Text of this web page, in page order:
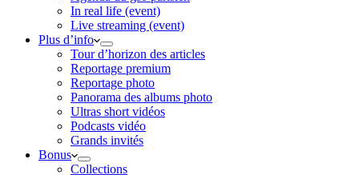
In real life (event)
Live streaming (event)
Plus d’info
Tour d’horizon des articles
Reportage premium
Reportage photo
Panorama des albums photo
Ultras short vidéos
Podcasts vidéo
Grands invités
Bonus
Collections